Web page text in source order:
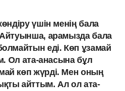
үшін менің бала
Айтуынша, арамызда бала
еді. Көп ұзамай
Ол ата-анасына бұл
көп жүрді. Мен оның
айттым. Ал ол ата-